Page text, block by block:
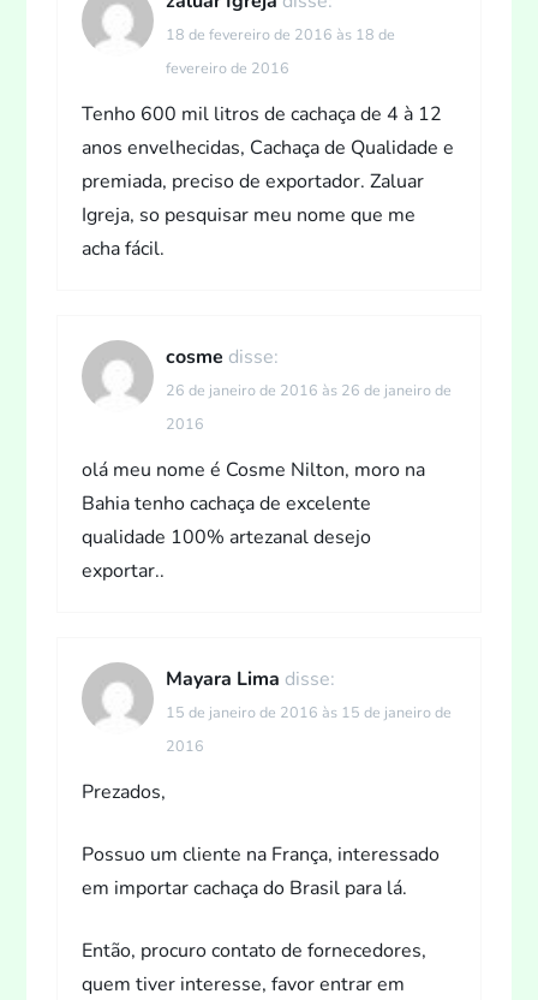
18 de fevereiro de 2016 às 18 de
fevereiro de 2016
Tenho 600 mil litros de cachaça de 4 à 12
anos envelhecidas, Cachaça de Qualidade e
premiada, preciso de exportador. Zaluar
Igreja, so pesquisar meu nome que me
acha fácil.
cosme disse:
26 de janeiro de 2016 às 26 de janeiro de
2016
olá meu nome é Cosme Nilton, moro na
Bahia tenho cachaça de excelente
qualidade 100% artezanal desejo
exportar..
Mayara Lima disse:
15 de janeiro de 2016 às 15 de janeiro de
2016
Prezados,
Possuo um cliente na França, interessado
em importar cachaça do Brasil para lá.
Então, procuro contato de fornecedores,
quem tiver interesse, favor entrar em